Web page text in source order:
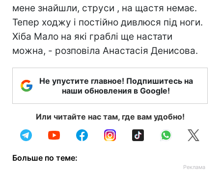
мене знайшли, струси , на щастя немає.
Тепер ходжу і постійно дивлюся під ноги.
Хіба Мало на які граблі ще настати
можна, - розповіла Анастасія Денисова.
Не упустите главное! Подпишитесь на
наши обновления в Google!
Или читайте нас там, где вам удобно!
Больше по теме: